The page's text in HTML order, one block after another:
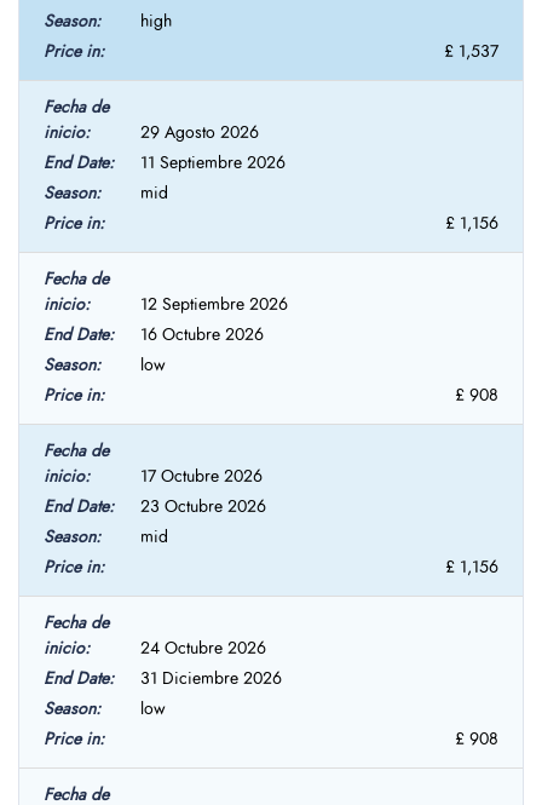
high
£ 1,537
29 Agosto 2026
11 Septiembre 2026
mid
£ 1,156
12 Septiembre 2026
16 Octubre 2026
low
£ 908
17 Octubre 2026
23 Octubre 2026
mid
£ 1,156
24 Octubre 2026
31 Diciembre 2026
low
£ 908